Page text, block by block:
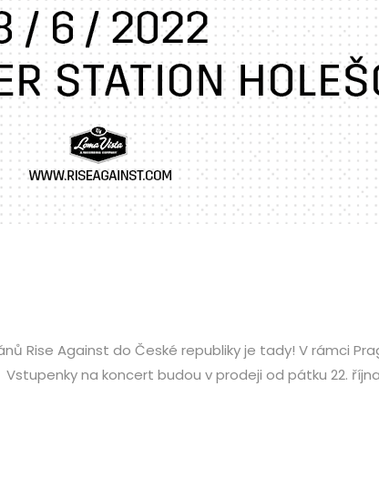
Rise Against do České republiky je tady! V rámci
na koncert budou v prodeji od pátku 22.